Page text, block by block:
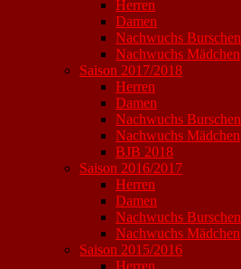
Herren
Damen
Nachwuchs Burschen
Nachwuchs Mädchen
Saison 2017/2018
Herren
Damen
Nachwuchs Burschen
Nachwuchs Mädchen
BJB 2018
Saison 2016/2017
Herren
Damen
Nachwuchs Burschen
Nachwuchs Mädchen
Saison 2015/2016
Herren